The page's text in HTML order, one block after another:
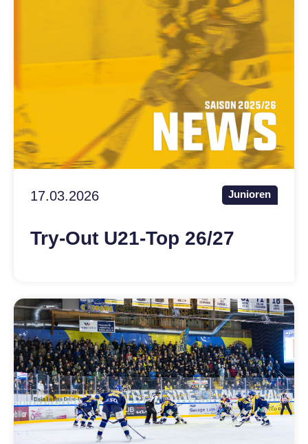
17.03.2026 Junioren
Try-Out U21-Top 26/27